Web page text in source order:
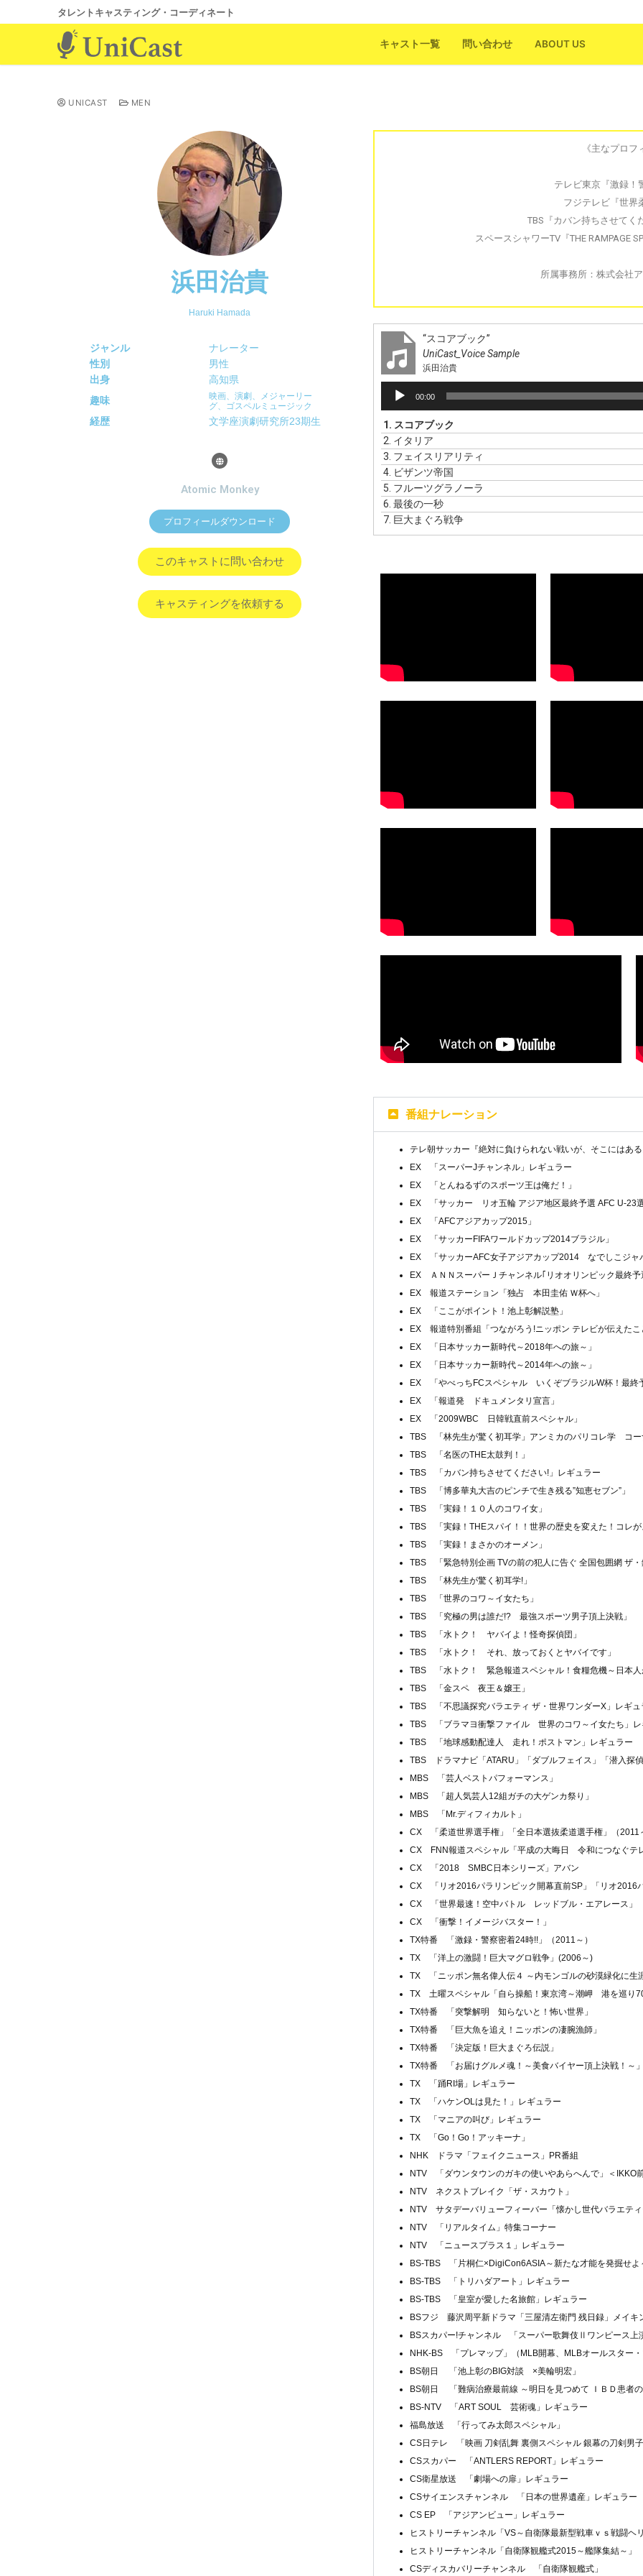
タレントキャスティング・コーディネート
キャスト一覧 問い合わせ ABOUT US
UNICAST MEN
浜田治貴
Haruki Hamada
ジャンル
ナレーター
性別
男性
出身
高知県
趣味
映画、演劇、メジャーリー
グ、ゴスペルミュージック
経歴 文学座演劇研究所23期生
Atomic Monkey
プロフィールダウンロード
このキャストに問い合わせ
キャスティングを依頼する
《主なプロフ
テレビ東京『激録！
フジテレビ『世界
TBS『カバン持ちさせてく
スペースシャワーTV『THE RAMPAGE
所属事務所：株式会社
“スコアブック”
UniCast_Voice Sample
浜田治貴
プ
レ
ー
ヤ
ー
00:00
1. スコアブック
2. イタリア
3. フェイスリアリティ
4. ビザンツ帝国
5. フルーツグラノーラ
6.最後の一秒
7. 巨大まぐろ戦争
番組ナレーション
テレ朝サッカー『絶対に負けられない戦いが、そこにはある
EX 「スーパーJチャンネル」レギュラー
EX 「とんねるずのスポーツ王は俺だ！」
EX 「サッカー リオ五輪 アジア地区最終予選 AFC U-23選
EX 「AFCアジアカップ2015」
EX 「サッカーFIFAワールドカップ2014ブラジル」
EX 「サッカーAFC女子アジアカップ2014 なでしこジャ
EX ＡＮＮスーパーＪチャンネル｢リオオリンピック最終予
EX 報道ステーション「独占 本田圭佑 Ｗ杯へ」
EX 「ここがポイント！池上彰解説塾」
EX 報道特別番組「つながろう!ニッポン テレビが伝えたこ
EX 「日本サッカー新時代～2018年への旅～」
EX 「日本サッカー新時代～2014年への旅～」
EX 「やべっちFCスペシャル いくぞブラジルW杯！最終
EX 「報道発 ドキュメンタリ宣言」
EX 「2009WBC 日韓戦直前スペシャル」
TBS 「林先生が驚く初耳学」アンミカのパリコレ学 コー
TBS 「名医のTHE太鼓判！」
TBS 「カバン持ちさせてください!」レギュラー
TBS 「博多華丸大吉のピンチで生き残る”知恵セブン”」
TBS 「実録！１０人のコワイ女」
TBS 「実録！THEスパイ！！世界の歴史を変えた！コレが
TBS 「実録！まさかのオーメン」
TBS 「緊急特別企画 TVの前の犯人に告ぐ 全国包囲網 ザ・
TBS 「林先生が驚く初耳学!」
TBS 「世界のコワ～イ女たち」
TBS 「究極の男は誰だ!? 最強スポーツ男子頂上決戦」
TBS 「水トク！ ヤバイよ！怪奇探偵団」
TBS 「水トク！ それ、放っておくとヤバイです」
TBS 「水トク！ 緊急報道スペシャル！食糧危機～日本人
TBS 「金スペ 夜王＆嬢王」
TBS 「不思議探究バラエティ ザ・世界ワンダーX」レギュ
TBS 「ブラマヨ衝撃ファイル 世界のコワ～イ女たち」レ
TBS 「地球感動配達人 走れ！ポストマン」レギュラー
TBS ドラマナビ「ATARU」「ダブルフェイス」「潜入探
MBS 「芸人ベストパフォーマンス」
MBS 「超人気芸人12組ガチの大ゲンカ祭り」
MBS 「Mr.ディフィカルト」
CX 「柔道世界選手権」「全日本選抜柔道選手権」（2011
CX FNN報道スペシャル「平成の大晦日 令和につなぐテレ
CX 「2018 SMBC日本シリーズ」アバン
CX 「リオ2016パラリンピック開幕直前SP」「リオ2016
CX 「世界最速！空中バトル レッドブル・エアレース」
CX 「衝撃！イメージバスター！」
TX特番 「激録・警察密着24時!!」（2011～）
TX 「洋上の激闘！巨大マグロ戦争」(2006～)
TX 「ニッポン無名偉人伝４ ～内モンゴルの砂漠緑化に生
TX 土曜スペシャル「自ら操船！東京湾～潮岬 港を巡り
TX特番 「突撃解明 知らないと！怖い世界」
TX特番 「巨大魚を追え！ニッポンの凄腕漁師」
TX特番 「決定版！巨大まぐろ伝説」
TX特番 「お届けグルメ魂！～美食バイヤー頂上決戦！～」
TX 「踊RI場」レギュラー
TX 「ハケンOLは見た！」レギュラー
TX 「マニアの叫び」レギュラー
TX 「Go！Go！アッキーナ」
NHK ドラマ「フェイクニュース」PR番組
NTV 「ダウンタウンのガキの使いやあらへんで」＜IKKO
NTV ネクストブレイク「ザ・スカウト」
NTV サタデーバリューフィーバー「懐かし世代バラエティ
NTV 「リアルタイム」特集コーナー
NTV 「ニュースプラス１」レギュラー
BS-TBS 「片桐仁×DigiCon6ASIA～新たな才能を発掘せよ
BS-TBS 「トリハダアート」レギュラー
BS-TBS 「皇室が愛した名旅館」レギュラー
BSフジ 藤沢周平新ドラマ「三屋清左衛門 残日録」メイキ
BSスカパー!チャンネル 「スーパー歌舞伎Ⅱワンピース上
NHK-BS 「プレマップ」（MLB開幕、MLBオールスター・
BS朝日 「池上彰のBIG対談 ×美輪明宏」
BS朝日 「難病治療最前線 ～明日を見つめて ＩＢＤ患者の
BS-NTV 「ART SOUL 芸術魂」レギュラー
福島放送 「行ってみ太郎スペシャル」
CS日テレ 「映画 刀剣乱舞 裏側スペシャル 銀幕の刀剣男子
CSスカパー 「ANTLERS REPORT」レギュラー
CS衛星放送 「劇場への扉」レギュラー
CSサイエンスチャンネル 「日本の世界遺産」レギュラー
CS EP 「アジアンビュー」レギュラー
ヒストリーチャンネル「VS～自衛隊最新型戦車ｖｓ戦闘ヘリ
ヒストリーチャンネル「自衛隊観艦式2015～艦隊集結～」
CSディスカバリーチャンネル 「自衛隊観艦式」